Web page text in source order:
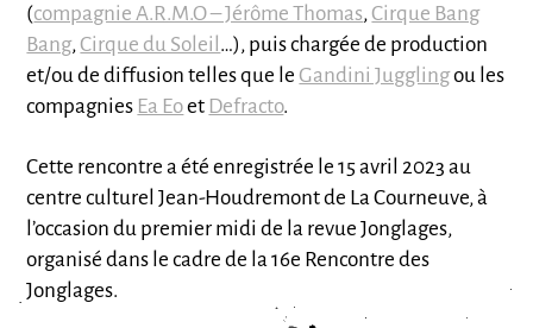
(compagnie A.R.M.O – Jérôme Thomas, Cirque Bang
Bang, Cirque du Soleil …), puis chargée de production
et/ou de diffusion telles que le Gandini Jugglingou les
compagnies Ea Eoet Defracto.
Cette rencontre a été enregistrée le 15 avril 2023 au
centre culturel Jean-Houdremont de La Courneuve, à
l’occasion du premier midi de la revueJonglages,
organisé dans le cadre de la 16e Rencontre des
Jonglages.